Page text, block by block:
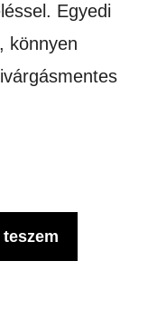
Egyedi
könnyen